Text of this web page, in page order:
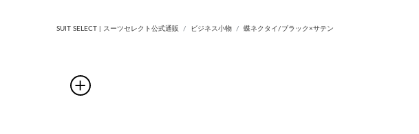
SUIT SELECT | スーツセレクト公式通販 ビジネス小物 蝶ネクタイ/ブラック×サテン